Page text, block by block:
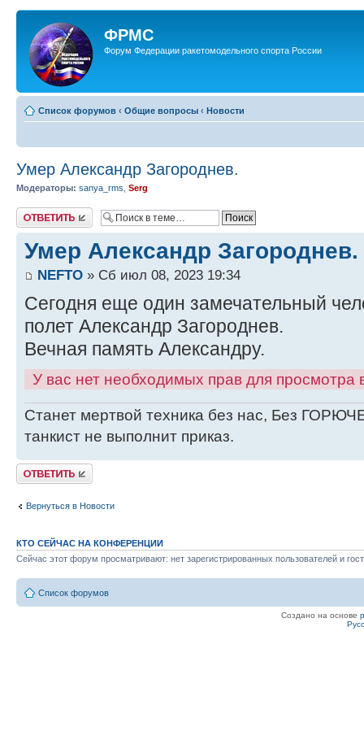
ФРМС
Форум Федерации ракетомодельного спорта России
Список форумов ‹ Общие вопросы ‹ Новости
Умер Александр Загороднев.
Модераторы: sanya_rms Serg
Ответить
Умер Александр Загороднев.
NEFTO » Сб июл 08, 2023 19:34
Сегодня еще один замечательный
полет Александр Загороднев.
Вечная память Александру.
У вас нет необходимых прав для
Станет мертвой техника без нас, Без
танкист не выполнит приказ.
Ответить
Вернуться в Новости
КТО СЕЙЧАС НА КОНФЕРЕНЦИИ
Сейчас этот форум просматривают: нет зарегистрированных пользователей и
Список форумов
Создано на основе